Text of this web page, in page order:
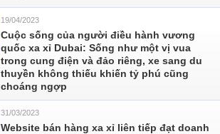
19/04/2023
Cuộc sống của người điều hành vương
quốc xa xỉ Dubai: Sống như một vị vua
trong cung điện và đảo riêng, xe sang du
thuyền không thiếu khiến tỷ phú cũng
choáng ngợp
31/03/2023
Website bán hàng xa xỉ liên tiếp đạt doanh